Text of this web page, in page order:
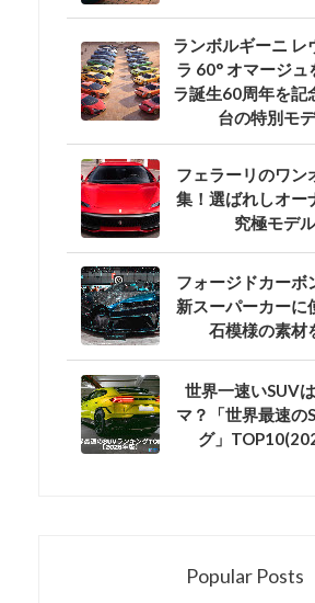
ランボルギーニ レ
ラ 60° オマージュ
ラ誕生60周年を記
台の特別モデ
フェラーリのワン
集！選ばれしオー
究極モデ
フォージドカーボ
新スーパーカーに
石模様の素材
世界一速いSUV
マ？「世界最速の
グ」
Popular Posts